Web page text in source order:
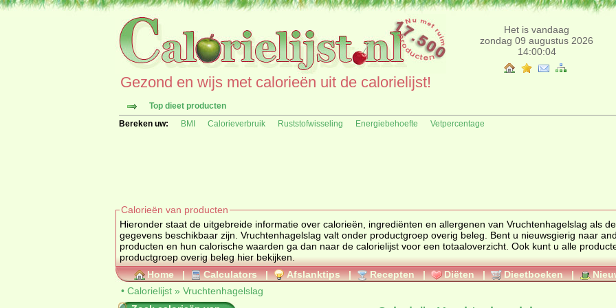
Het is vandaag
zondag 09 augustus 2026
14:00:04
Gezond en wijs met calorieën uit de calorielijst!
Top dieet producten
Bereken uw:
BMI Calorieverbruik Ruststofwisseling Energiebehoefte Vetpercentage
Calorieën van producten
Hieronder staat de uitgebreide informatie over calorieën, ingrediënten en allergenen van Vruchtenhagelslag als deze extra
gegevens beschikbaar zijn. Vruchtenhagelslag valt onder productgroep overig beleg
producten en hun calorische waarden ga dan naar de calorielijst voor een totaaloverzicht. Ook kunt u alle producten uit
productgroep overig beleg hier bekijken.
Home | Calculators | Afslanktips | Recepten | Diëten | Dieetboeken |
• Calorielijst » Vruchtenhagelslag